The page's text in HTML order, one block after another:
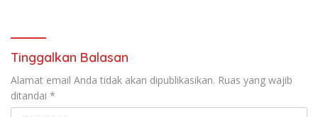
Tinggalkan Balasan
Alamat email Anda tidak akan dipublikasikan. Ruas yang wajib
ditandai *